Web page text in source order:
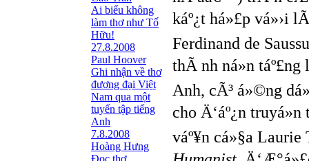
Ai biểu không
làm thơ như Tố
Hữu!
27.8.2008
Paul Hoover
Ghi nhận về thơ
đương đại Việt
Nam qua một
tuyển tập tiếng
Anh
7.8.2008
Hoàng Hưng
Đọc thơ
káº¿t há»£p vá»›i
Ferdinand de
thÃ nh ná»n
Anh, cÃ³ á»©ng
cho Ä‘áº¿n
váº¥n cá»§a